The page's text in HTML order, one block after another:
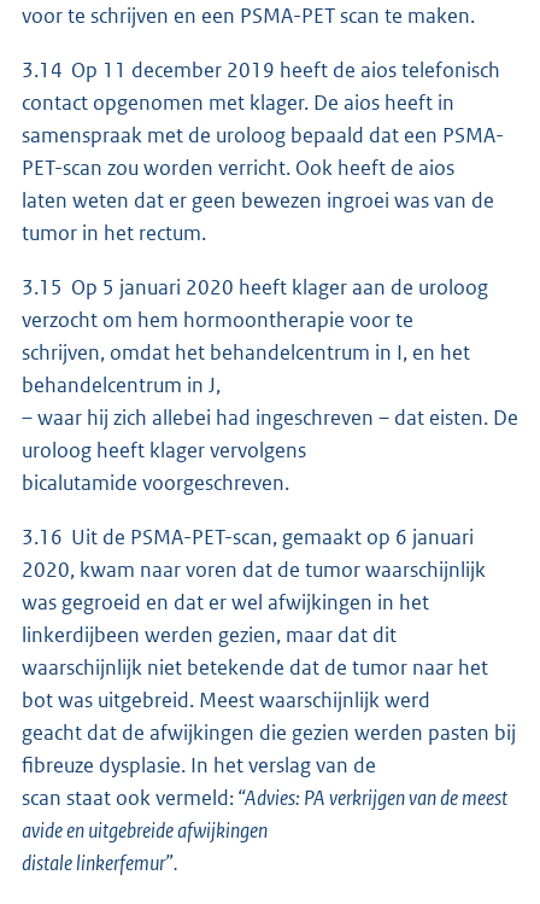
voor te schrijven en een PSMA-PET scan te maken.
3.14 Op 11 december 2019 heeft de aios telefonisch
contact opgenomen met klager. De aios heeft in
samenspraak met de uroloog bepaald dat een PSMA-
PET-scan zou worden verricht. Ook heeft de aios
laten weten dat er geen bewezen ingroei was van de
tumor in het rectum.
3.15 Op 5 januari 2020 heeft klager aan de uroloog
verzocht om hem hormoontherapie voor te
schrijven, omdat het behandelcentrum in I, en het
behandelcentrum in J,
– waar hij zich allebei had ingeschreven – dat eisten. De
uroloog heeft klager vervolgens
bicalutamide voorgeschreven.
3.16 Uit de PSMA-PET-scan, gemaakt op 6 januari
2020, kwam naar voren dat de tumor waarschijnlijk
was gegroeid en dat er wel afwijkingen in het
linkerdijbeen werden gezien, maar dat dit
waarschijnlijk niet betekende dat de tumor naar het
bot was uitgebreid. Meest waarschijnlijk werd
geacht dat de afwijkingen die gezien werden pasten bij
fibreuze dysplasie. In het verslag van de
scan staat ook vermeld:“Advies: PA verkrijgen van de meest
avide en uitgebreide afwijkingen
distale linkerfemur”.